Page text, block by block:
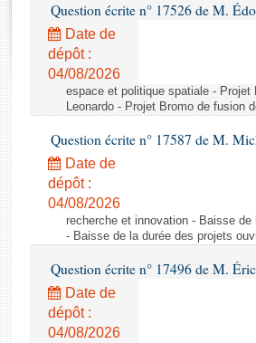
Rapports législatifs
Rapports sur l'application des lois
Baromètre de l’application des lois
Dossiers législatifs
Budget et sécurité sociale
Questions écrites et orales
Comptes rendus des débats
Question écrite n° 17526 de M.
Date de
dépôt :
04/08/2026
espace et politique spatiale -
Leonardo - Projet Bromo de fusion
Question écrite n° 17587 de M.
Date de
dépôt :
04/08/2026
recherche et innovation - Baisse
- Baisse de la durée des projets
Question écrite n° 17496 de M.
Date de
dépôt :
04/08/2026